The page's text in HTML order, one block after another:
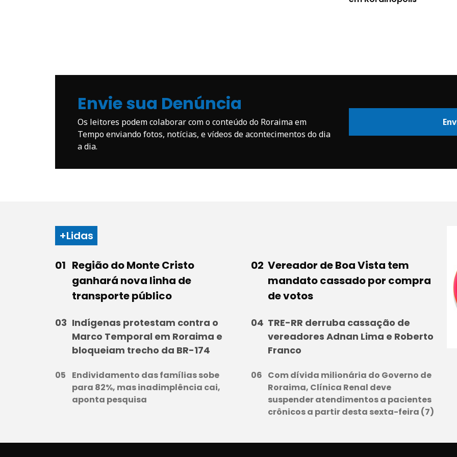
Envie sua Denúncia
Os leitores podem colaborar com o conteúdo do Roraima em
Tempo enviando fotos, notícias, e vídeos de acontecimentos do dia
a dia.
+Lidas
Região do Monte Cristo
ganhará nova linha de
transporte público
Vereador de Boa Vista tem
mandato cassado por compra
de votos
Indígenas protestam contra o
Marco Temporal em Roraima e
bloqueiam trecho da BR-174
TRE-RR derruba cassação de
vereadores Adnan Lima e Roberto
Franco
Endividamento das famílias sobe
para 82%, mas inadimplência cai,
aponta pesquisa
Com dívida milionária do Governo de
Roraima, Clínica Renal deve
suspender atendimentos a pacientes
crônicos a partir desta sexta-feira (7)